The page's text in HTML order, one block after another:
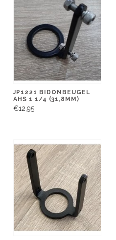
JP1221 BIDONBEUGEL
AHS 1 1/4 (31,8MM)
€12,95